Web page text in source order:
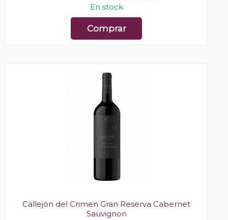
En stock
Comprar
Callejón del Crimen Gran Reserva Cabernet
Sauvignon